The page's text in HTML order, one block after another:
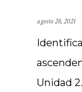
agosto 28, 2021
Unidad